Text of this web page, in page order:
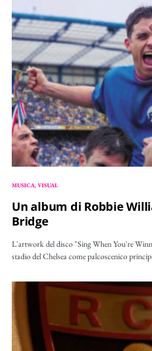
MUSICA VISUAL
Un album di Robbie
Bridge
L'artwork del disco "Sing When You're
stadio del Chelsea come palcoscenico